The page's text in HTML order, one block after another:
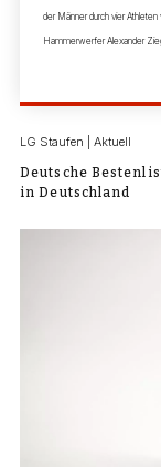
der Männer durch vier
Hammerwerfer Alexander
LG Staufen | Aktuell
Deutsche
in Deutschland